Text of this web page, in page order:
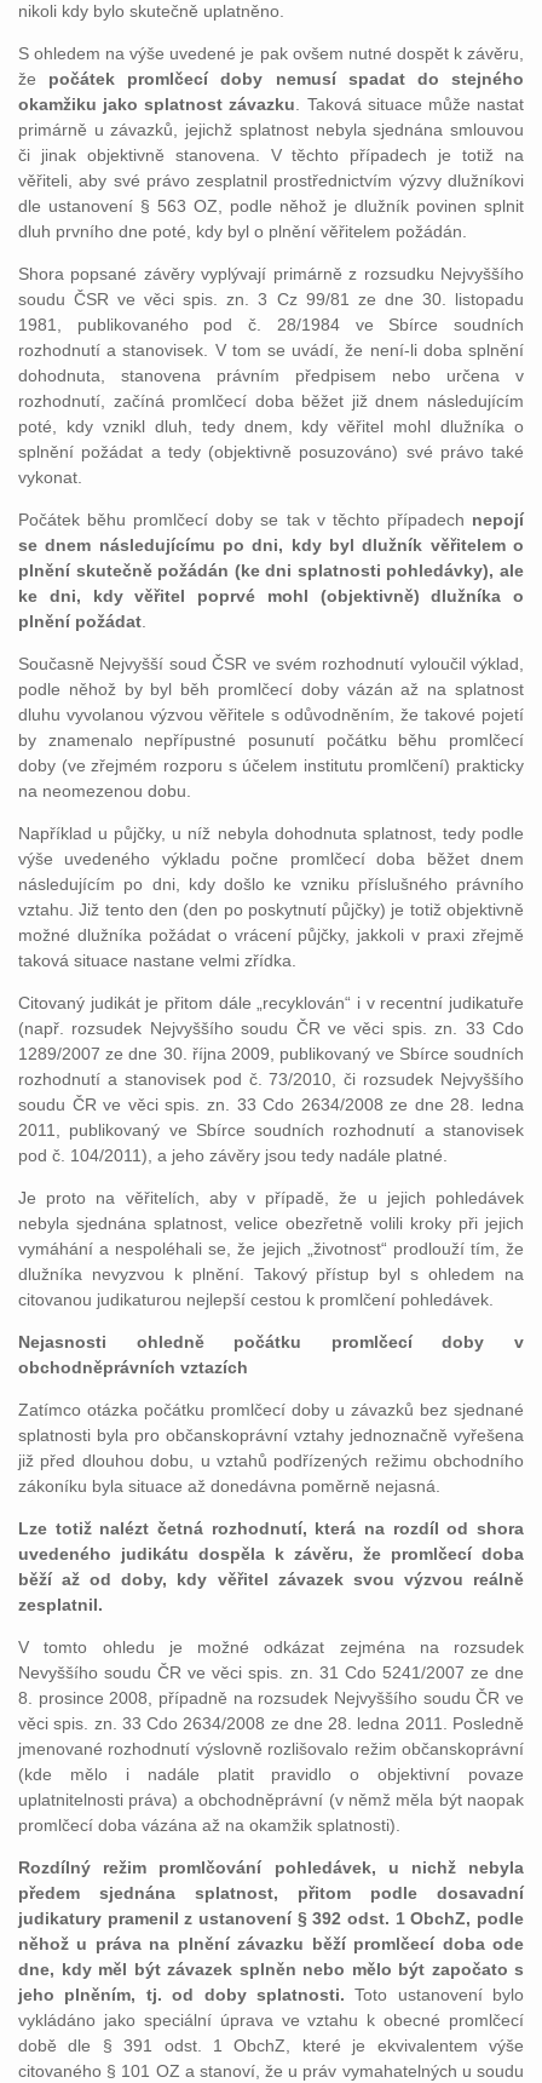
nikoli kdy bylo skutečně uplatněno.
S ohledem na výše uvedené je pak ovšem nutné dospět k závěru,
že počátek promlčecí doby nemusí spadat do stejného
okamžiku jako splatnost závazku . Taková situace může nastat
primárně u závazků, jejichž splatnost nebyla sjednána smlouvou
či jinak objektivně stanovena. V těchto případech je totiž na
věřiteli, aby své právo zesplatnil prostřednictvím výzvy dlužníkovi
dle ustanovení § 563 OZ, podle něhož je dlužník povinen splnit
dluh prvního dne poté, kdy byl o plnění věřitelem požádán.
Shora popsané závěry vyplývají primárně z rozsudku Nejvyššího
soudu ČSR ve věci spis. zn. 3 Cz 99/81 ze dne 30. listopadu
1981, publikovaného pod č. 28/1984 ve Sbírce soudních
rozhodnutí a stanovisek. V tom se uvádí, že není-li doba splnění
dohodnuta, stanovena právním předpisem nebo určena v
rozhodnutí, začíná promlčecí doba běžet již dnem následujícím
poté, kdy vznikl dluh, tedy dnem, kdy věřitel mohl dlužníka o
splnění požádat a tedy (objektivně posuzováno) své právo také
vykonat.
Počátek běhu promlčecí doby se tak v těchto případech nepojí
se dnem následujícímu po dni, kdy byl dlužník věřitelem o
plnění skutečně požádán (ke dni splatnosti pohledávky), ale
ke dni, kdy věřitel poprvé mohl (objektivně) dlužníka o
plnění požádat
Současně Nejvyšší soud ČSR ve svém rozhodnutí vyloučil výklad,
podle něhož by byl běh promlčecí doby vázán až na splatnost
dluhu vyvolanou výzvou věřitele s odůvodněním, že takové pojetí
by znamenalo nepřípustné posunutí počátku běhu promlčecí
doby (ve zřejmém rozporu s účelem institutu promlčení) prakticky
na neomezenou dobu.
Například u půjčky, u níž nebyla dohodnuta splatnost, tedy podle
výše uvedeného výkladu počne promlčecí doba běžet dnem
následujícím po dni, kdy došlo ke vzniku příslušného právního
vztahu. Již tento den (den po poskytnutí půjčky) je totiž objektivně
možné dlužníka požádat o vrácení půjčky, jakkoli v praxi zřejmě
taková situace nastane velmi zřídka.
Citovaný judikát je přitom dále „recyklován“ i v recentní judikatuře
(např. rozsudek Nejvyššího soudu ČR ve věci spis. zn. 33 Cdo
1289/2007 ze dne 30. října 2009, publikovaný ve Sbírce soudních
rozhodnutí a stanovisek pod č. 73/2010, či rozsudek Nejvyššího
soudu ČR ve věci spis. zn. 33 Cdo 2634/2008 ze dne 28. ledna
2011, publikovaný ve Sbírce soudních rozhodnutí a stanovisek
pod č. 104/2011), a jeho závěry jsou tedy nadále platné.
Je proto na věřitelích, aby v případě, že u jejich pohledávek
nebyla sjednána splatnost, velice obezřetně volili kroky při jejich
vymáhání a nespoléhali se, že jejich „životnost“ prodlouží tím, že
dlužníka nevyzvou k plnění. Takový přístup byl s ohledem na
citovanou judikaturou nejlepší cestou k promlčení pohledávek.
Nejasnosti ohledně počátku promlčecí doby v
obchodněprávních vztazích
Zatímco otázka počátku promlčecí doby u závazků bez sjednané
splatnosti byla pro občanskoprávní vztahy jednoznačně vyřešena
již před dlouhou dobu, u vztahů podřízených režimu obchodního
zákoníku byla situace až donedávna poměrně nejasná.
Lze totiž nalézt četná rozhodnutí, která na rozdíl od shora
uvedeného judikátu dospěla k závěru, že promlčecí doba
běží až od doby, kdy věřitel závazek svou výzvou reálně
zesplatnil.
V tomto ohledu je možné odkázat zejména na rozsudek
Nevyššího soudu ČR ve věci spis. zn. 31 Cdo 5241/2007 ze dne
8. prosince 2008, případně na rozsudek Nejvyššího soudu ČR ve
věci spis. zn. 33 Cdo 2634/2008 ze dne 28. ledna 2011. Posledně
jmenované rozhodnutí výslovně rozlišovalo režim občanskoprávní
(kde mělo i nadále platit pravidlo o objektivní povaze
uplatnitelnosti práva) a obchodněprávní (v němž měla být naopak
promlčecí doba vázána až na okamžik splatnosti).
Rozdílný režim promlčování pohledávek, u nichž nebyla
předem sjednána splatnost, přitom podle dosavadní
judikatury pramenil z ustanovení § 392 odst. 1 ObchZ, podle
něhož u práva na plnění závazku běží promlčecí doba ode
dne, kdy měl být závazek splněn nebo mělo být započato s
jeho plněním, tj. od doby splatnosti. Toto ustanovení bylo
vykládáno jako speciální úprava ve vztahu k obecné promlčecí
době dle § 391 odst. 1 ObchZ, které je ekvivalentem výše
citovaného § 101 OZ a stanoví, že u práv vymahatelných u soudu